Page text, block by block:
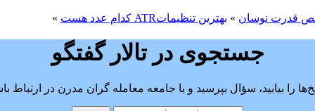
قدرت نوسان » بهترین تنظیماتATR کدام عدد هست »
جستجوی در تالار گفتگو
را بیابید، سؤال بپرسید و با جامعه معامله گران مدرن در ارتباط